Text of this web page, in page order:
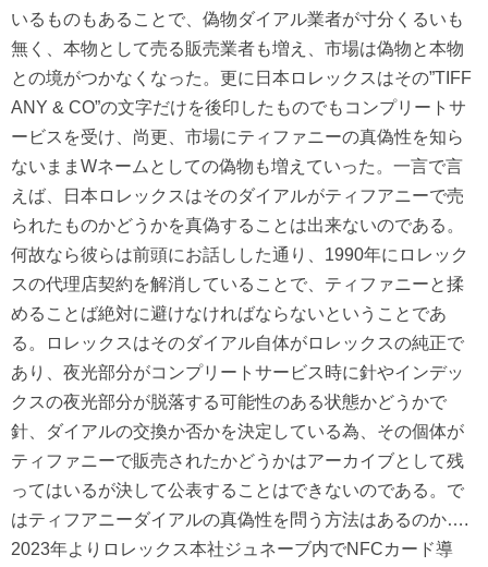
いるものもあることで、偽物ダイアル業者が寸分くるいも
無く、本物として売る販売業者も増え、市場は偽物と本物
との境がつかなくなった。更に日本ロレックスはその”TIFF
ANY & CO”の文字だけを後印したものでもコンプリートサ
ービスを受け、尚更、市場にティファニーの真偽性を知ら
ないままWネームとしての偽物も増えていった。一言で言
えば、日本ロレックスはそのダイアルがティフアニーで売
られたものかどうかを真偽することは出来ないのである。
何故なら彼らは前頭にお話しした通り、1990年にロレック
スの代理店契約を解消していることで、ティファニーと揉
めることば絶対に避けなければならないということであ
る。ロレックスはそのダイアル自体がロレックスの純正で
あり、夜光部分がコンプリートサービス時に針やインデッ
クスの夜光部分が脱落する可能性のある状態かどうかで
針、ダイアルの交換か否かを決定している為、その個体が
ティファニーで販売されたかどうかはアーカイブとして残
ってはいるが決して公表することはできないのである。で
はティフアニーダイアルの真偽性を問う方法はあるのか….
2023年よりロレックス本社ジュネーブ内でNFCカード導